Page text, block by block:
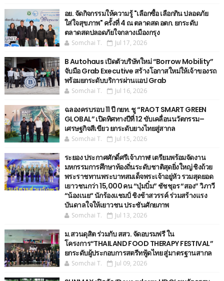
อย. จัดกิจกรรมให้ความรู้ "เลือกซื้อ เลือกกิน ปลอดภัย
ใส่ใจสุขภาพ" ครั้งที่ 4 ณ ตลาดสด อตก. ยกระดับ
ตลาดสดปลอดภัยใจกลางเมืองกรุง
Somchai T. Jul 17, 2026
B Autohaus เปิดตัวบริษัทใหม่ “Borrow Mobility”
จับมือ Grab Executive สร้างโอกาสใหม่ให้เจ้าของรถ
พร้อมยกระดับบริการผ่านแอป Grab
Somchai T. Jul 16, 2026
ฉลองครบรอบ 11 ปี กยท. ชู “RAOT SMART GREEN
GLOBAL” เปิดทิศทางปีที่ 12 ขับเคลื่อนนวัตกรรม–
เศรษฐกิจสีเขียว ยกระดับยางไทยสู่สากล
Somchai T. Jul 15, 2026
ระยอง ประกาศศักดิ์ศรีเจ้าภาพ! เตรียมพร้อมจัดงาน
มหกรรมการศึกษาท้องถิ่นระดับชาติสุดยิ่งใหญ่ ชิงถ้วย
พระราชทานพระบาทสมเด็จพระเจ้าอยู่หัว รวมสุดยอด
เยาวชนกว่า 15,000 คน “บุ๋มบิ๋ม” ชัชชุอร “สอง” วิภาวี
“น้องเนย“ นักร้องแชมป์ ชิงช้าสวรรค์ ร่วมสร้างแรง
บันดาลใจให้เยาวชน ประชันศักยภาพ
Somchai T. Jul 13, 2026
ม.สวนดุสิต ร่วมกับ สสว. จัดอบรมฟรี ใน
โครงการ“THAILAND FOOD THERAPY FESTIVAL”
ยกระดับผู้ประกอบการสตรีทฟู้ดไทย สู่มาตรฐานสากล
Somchai T. Jul 09, 2026